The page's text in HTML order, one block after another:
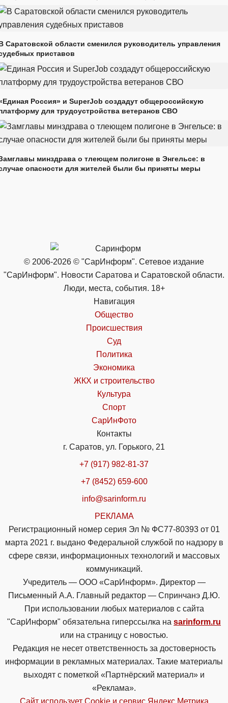
Саратовской области сменился руководитель управления
приставов
Россия» и SuperJob создадут общероссийскую
для трудоустройства ветеранов СВО
минздрава о тлеющем полигоне в Энгельсе: в
опасности для жителей были бы приняты меры
© 2006-2026 © "СарИнформ". Сетевое издание
"СарИнформ". Новости Саратова и Саратовской области.
Люди, места, события. 18+
Навигация
Общество
Происшествия
Суд
Политика
Экономика
ЖКХ и строительство
Культура
Спорт
СарИнФото
Контакты
г. Саратов, ул. Горького, 21
+7 (917) 982-81-37
+7 (8452) 659-600
info@sarinform.ru
РЕКЛАМА
Регистрационный номер серия Эл № ФС77-80393 от 01
марта 2021 г. выдано Федеральной службой по надзору в
сфере связи, информационных технологий и массовых
коммуникаций.
Учредитель — ООО «СарИнформ». Директор —
Письменный А.А. Главный редактор — Спринчанэ Д.Ю.
При использовании любых материалов с сайта
"СарИнформ" обязательна гиперссылка на sarinform.ru
или на страницу с новостью.
Редакция не несет ответственность за достоверность
информации в рекламных материалах. Такие материалы
выходят с пометкой «Партнёрский материал» и
«Реклама».